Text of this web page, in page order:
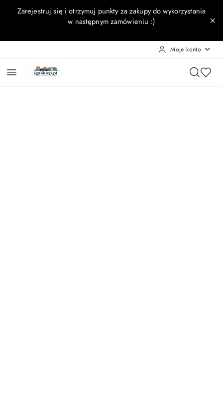
Przejdź do treści głównej
Przejdź do wyszukiwarki
Przejdź do moje konto
Przejdź do menu głównego
Przejdź do opisu produktu
Przejdź do stopki
Zarejestruj się i otrzymuj punkty za zakupy do wykorzystania
w następnym zamówieniu :)
Moje konto